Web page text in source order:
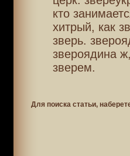
кто
хитрый, как
зверь.
звероядина
зверем.
Для поиска статьи,